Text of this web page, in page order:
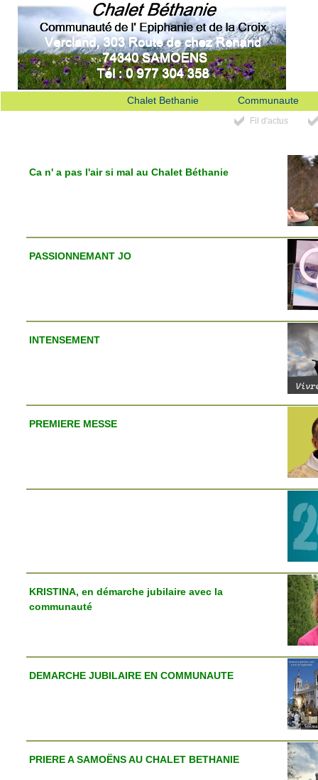
Chalet Bethanie Communaute
Fil d'actus
Ca n' a pas l'air si mal au Chalet Béthanie
PASSIONNEMANT JO
INTENSEMENT
PREMIERE MESSE
KRISTINA, en démarche jubilaire avec la
communauté
DEMARCHE JUBILAIRE EN COMMUNAUTE
PRIERE A SAMOËNS AU CHALET BETHANIE